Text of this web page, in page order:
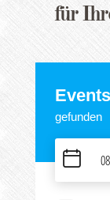
für
gefunden